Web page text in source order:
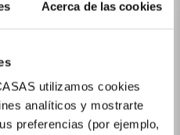
Acerca de las cookies
utilizamos cookies
analíticos y mostrarte
preferencias (por ejemplo,
com Magsafe
19,99
€